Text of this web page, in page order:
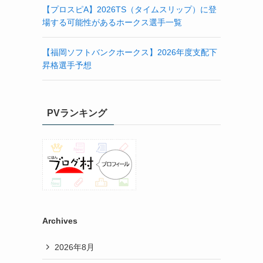
【プロスピA】2026TS（タイムスリップ）に登
場する可能性があるホークス選手一覧
【福岡ソフトバンクホークス】2026年度支配下
昇格選手予想
PVランキング
Archives
2026年8月